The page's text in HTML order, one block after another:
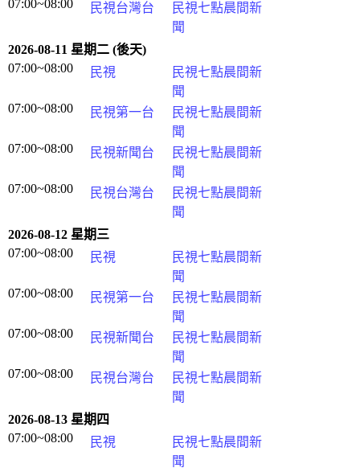
07:00~08:00
民視台灣台
民視七點晨間新
聞
2026-08-11 星期二 (後天)
07:00~08:00
民視
民視七點晨間新
聞
07:00~08:00
民視第一台
民視七點晨間新
聞
07:00~08:00
民視新聞台
民視七點晨間新
聞
07:00~08:00
民視台灣台
民視七點晨間新
聞
2026-08-12 星期三
07:00~08:00
民視
民視七點晨間新
聞
07:00~08:00
民視第一台
民視七點晨間新
聞
07:00~08:00
民視新聞台
民視七點晨間新
聞
07:00~08:00
民視台灣台
民視七點晨間新
聞
2026-08-13 星期四
07:00~08:00
民視
民視七點晨間新
聞